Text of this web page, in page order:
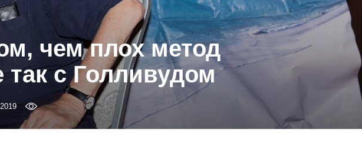
чем плох метод
так с Голливудом